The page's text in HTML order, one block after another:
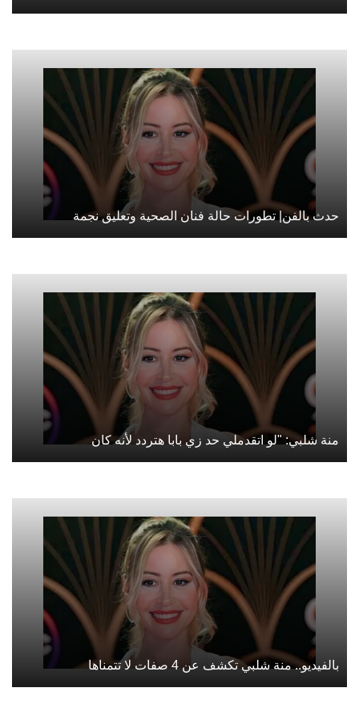
حدث بالفن| تطورات حالة فنان الصحية وتعليق نجمة
منة شلبي: "لو اتقدملي حد زي بابا هتردد لأنه كان
بالفيديو.. منة شلبي تكشف عن 4 صفات لا تتمناها